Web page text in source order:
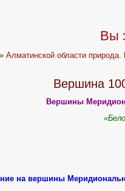
Вы
»Алматинской области
Вершина
Вершины
на вершины